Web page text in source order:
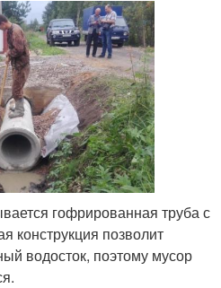
гофрированная труба с
конструкция позволит
водосток, поэтому мусор